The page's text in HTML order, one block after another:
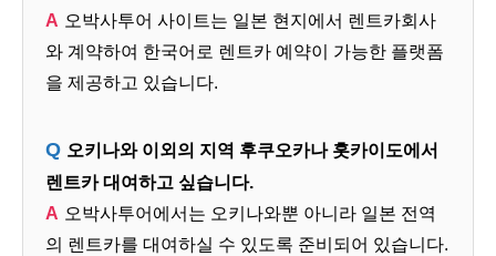
오박사투어 사이트는 일본 현지에서 렌트카회사
와 계약하여 한국어로 렌트카 예약이 가능한 플랫폼
을 제공하고 있습니다.
오키나와 이외의 지역 후쿠오카나 홋카이도에서
렌트카 대여하고 싶습니다.
오박사투어에서는 오키나와뿐 아니라 일본 전역
의 렌트카를 대여하실 수 있도록 준비되어 있습니다.